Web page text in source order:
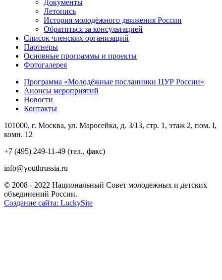
Документы
Летопись
История молодёжного движения России
Обратиться за консультацией
Список членских организаций
Партнеры
Основные программы и проекты
Фотогалерея
Программа «Молодёжные посланники ЦУР России»
Анонсы мероприятий
Новости
Контакты
101000, г. Москва, ул. Маросейка, д. 3/13, стр. 1, этаж 2, пом. I,
комн. 12
+7 (495) 249-11-49 (тел., факс)
info@youthrussia.ru
© 2008 - 2022 Национальный Совет молодежных и детских
объединений России.
Создание сайта: LuckySite